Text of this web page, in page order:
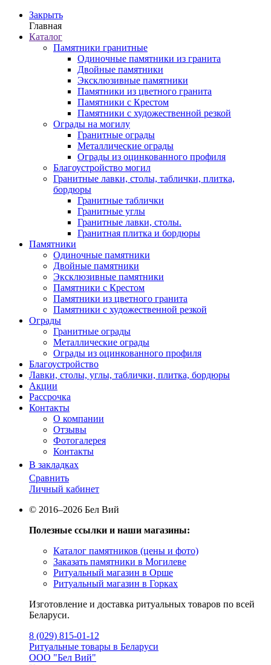
Закрыть
Главная
Каталог
Памятники гранитные
Одиночные памятники из гранита
Двойные памятники
Эксклюзивные памятники
Памятники из цветного гранита
Памятники с Крестом
Памятники с художественной резкой
Ограды на могилу
Гранитные ограды
Металлические ограды
Ограды из оцинкованного профиля
Благоустройство могил
Гранитные лавки, столы, таблички, плитка,
бордюры
Гранитные таблички
Гранитные углы
Гранитные лавки, столы.
Гранитная плитка и бордюры
Памятники
Одиночные памятники
Двойные памятники
Эксклюзивные памятники
Памятники с Крестом
Памятники из цветного гранита
Памятники с художественной резкой
Ограды
Гранитные ограды
Металлические ограды
Ограды из оцинкованного профиля
Благоустройство
Лавки, столы, углы, таблички, плитка, бордюры
Акции
Рассрочка
Контакты
О компании
Отзывы
Фотогалерея
Контакты
В закладках
Сравнить
Личный кабинет
© 2016–2026 Бел Вий
Полезные ссылки и наши магазины:
Каталог памятников (цены и фото)
Заказать памятники в Могилеве
Ритуальный магазин в Орше
Ритуальный магазин в Горках
Изготовление и доставка ритуальных товаров по всей
Беларуси.
8 (029) 815-01-12
Ритуальные товары в Беларуси
ООО "Бел Вий"